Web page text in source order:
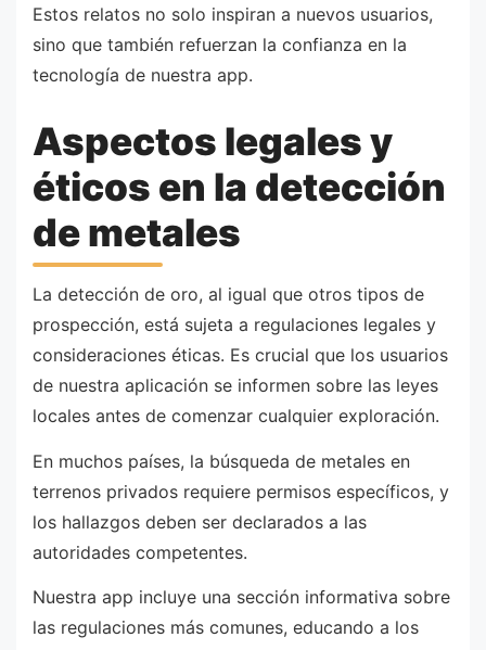
Estos relatos no solo inspiran a nuevos usuarios,
sino que también refuerzan la confianza en la
tecnología de nuestra app.
Aspectos legales y
éticos en la detección
de metales
La detección de oro, al igual que otros tipos de
prospección, está sujeta a regulaciones legales y
consideraciones éticas. Es crucial que los usuarios
de nuestra aplicación se informen sobre las leyes
locales antes de comenzar cualquier exploración.
En muchos países, la búsqueda de metales en
terrenos privados requiere permisos específicos, y
los hallazgos deben ser declarados a las
autoridades competentes.
Nuestra app incluye una sección informativa sobre
las regulaciones más comunes, educando a los